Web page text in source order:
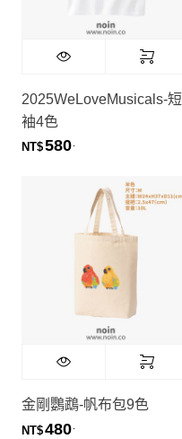
2025WeLoveMusicals-短
袖4色
NT$580
金剛鸚鵡-帆布包9色
NT$480